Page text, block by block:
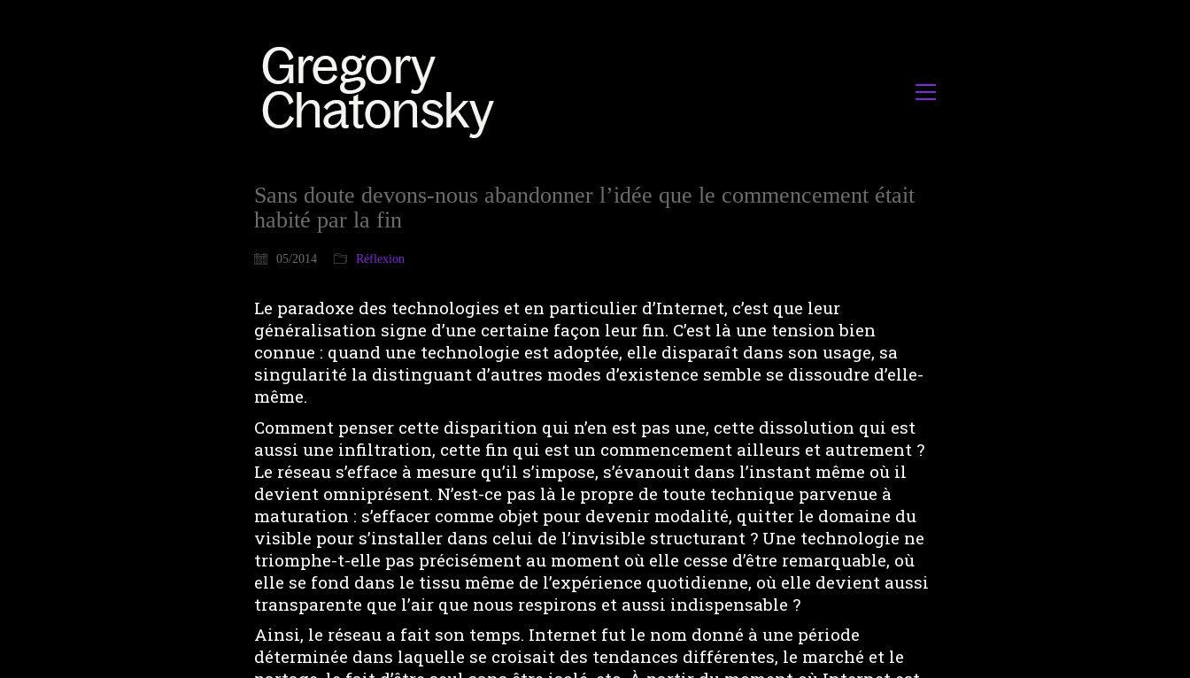
Sans doute devons-nous abandonner l’idée que le commencement était
habité par la fin
05/2014 Réflexion
Le paradoxe des technologies et en particulier d’Internet, c’est que leur
généralisation signe d’une certaine façon leur fin. C’est là une tension bien
connue : quand une technologie est adoptée, elle disparaît dans son usage, sa
singularité la distinguant d’autres modes d’existence semble se dissoudre d’elle-
même.
Comment penser cette disparition qui n’en est pas une, cette dissolution qui est
aussi une infiltration, cette fin qui est un commencement ailleurs et autrement ?
Le réseau s’efface à mesure qu’il s’impose, s’évanouit dans l’instant même où il
devient omniprésent. N’est-ce pas là le propre de toute technique parvenue à
maturation : s’effacer comme objet pour devenir modalité, quitter le domaine du
visible pour s’installer dans celui de l’invisible structurant ? Une technologie ne
triomphe-t-elle pas précisément au moment où elle cesse d’être remarquable, où
elle se fond dans le tissu même de l’expérience quotidienne, où elle devient aussi
transparente que l’air que nous respirons et aussi indispensable ?
Ainsi, le réseau a fait son temps. Internet fut le nom donné à une période
déterminée dans laquelle se croisait des tendances différentes, le marché et le